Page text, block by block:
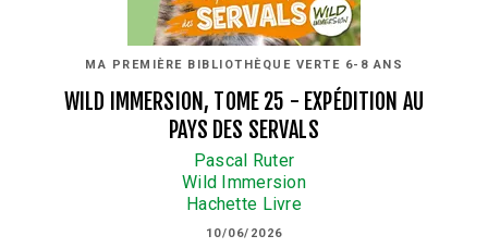
MA PREMIÈRE BIBLIOTHÈQUE VERTE 6-8 ANS
WILD IMMERSION, TOME 25 - EXPÉDITION AU
PAYS DES SERVALS
Pascal Ruter
Wild Immersion
Hachette Livre
10/06/2026